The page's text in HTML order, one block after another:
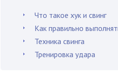
Что такое хук и свинг
Как правильно
Техника свинга
Тренировка удара